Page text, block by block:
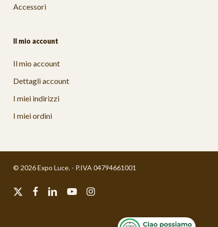
Accessori
Il mio account
Il mio account
Dettagli account
I miei indirizzi
I miei ordini
© 2026 Expo Luce. - P.IVA 04794661001
x-
facebooklinkedinyoutubeinstagram